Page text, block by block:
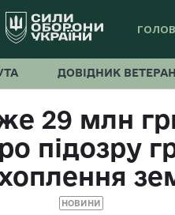
ДОВІДНИК
29 млн
підозру
НОВИНИ